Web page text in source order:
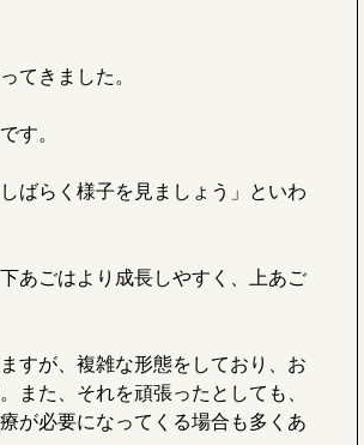
てきました。
す。
ばらく様子を見ましょう」といわ
あごはより成長しやすく、上あご
すが、複雑な形態をしており、お
また、それを頑張ったとしても、
が必要になってくる場合も多くあ